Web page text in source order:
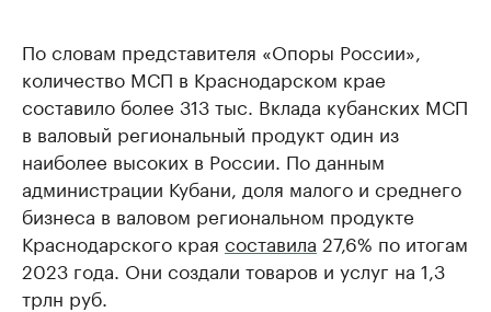
По словам представителя «Опоры России»,
количество МСП в Краснодарском крае
составило более 313 тыс. Вклада кубанских МСП
в валовый региональный продукт один из
наиболее высоких в России. По данным
администрации Кубани, доля малого и среднего
бизнеса в валовом региональном продукте
Краснодарского края составила 27,6% по итогам
2023 года. Они создали товаров и услуг на 1,3
трлн руб.